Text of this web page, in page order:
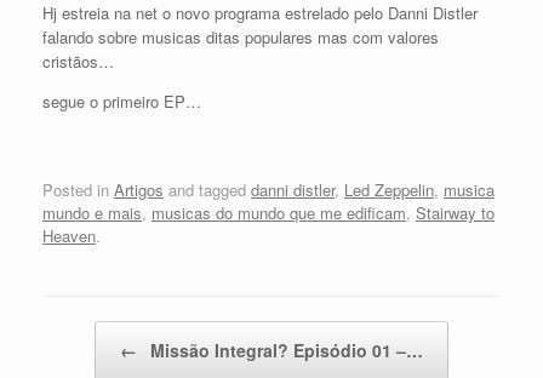
Hj estreia na net o novo programa estrelado pelo Danni Distler
falando sobre musicas ditas populares mas com valores
cristãos…
segue o primeiro EP…
Posted in Artigos and tagged danni distler, Led Zeppelin, musica
mundo e mais, musicas do mundo que me edificam, Stairway to
Heaven.
← Missão Integral? Episódio 01 –…